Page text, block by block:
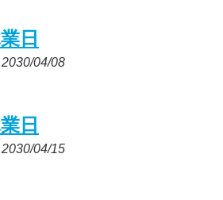
日
2030/04/08
日
2030/04/15